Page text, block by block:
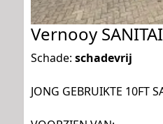
Vernooy
Schade: schadevrij
JONG GEBRUIKTE 10FT